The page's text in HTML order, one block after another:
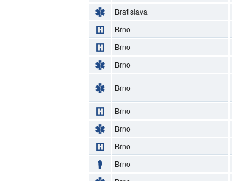
Bratislava
Brno
Brno
Brno
Brno
Brno
Brno
Brno
Brno